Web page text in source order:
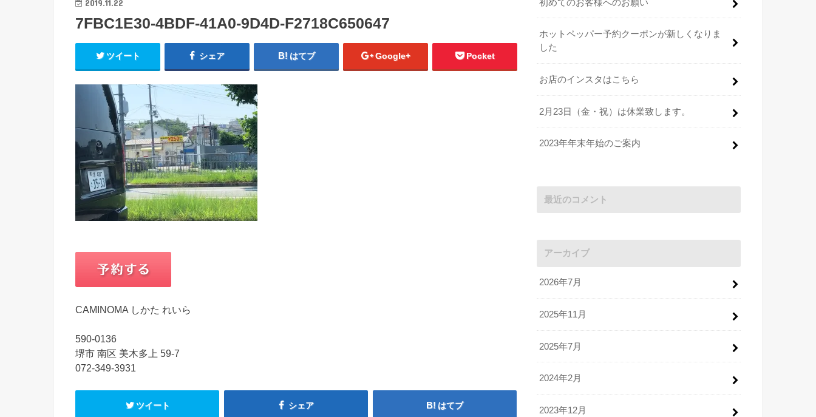
2019.11.22
7FBC1E30-4BDF-41A0-9D4D-F2718C650647
ツイート シェア はてブ Google+ Pocket
CAMINOMA しかた れいら
590-0136
堺市 南区 美木多上 59-7
072-349-3931
ツイート シェア はてブ
初めてのお客様へのお願い
ホットペッパー予約クーポンが新しくなりま
した
お店のインスタはこちら
2月23日（金・祝）は休業致します。
2023年年末年始のご案内
最近のコメント
アーカイブ
2026年7月
2025年11月
2025年7月
2024年2月
2023年12月